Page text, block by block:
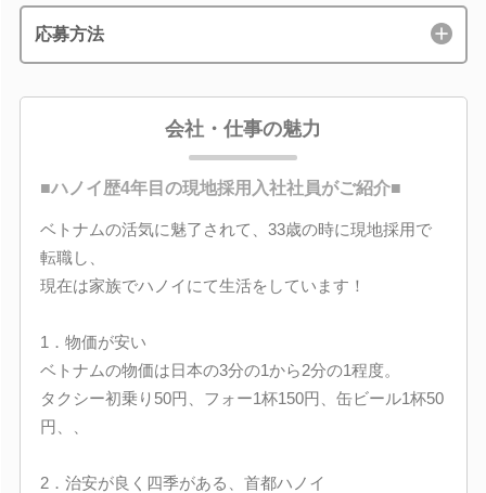
応募方法
会社・仕事の魅力
■ハノイ歴4年目の現地採用入社社員がご紹介■
ベトナムの活気に魅了されて、33歳の時に現地採用で
転職し、
現在は家族でハノイにて生活をしています！
1．物価が安い
ベトナムの物価は日本の3分の1から2分の1程度。
タクシー初乗り50円、フォー1杯150円、缶ビール1杯50
円、、
2．治安が良く四季がある、首都ハノイ